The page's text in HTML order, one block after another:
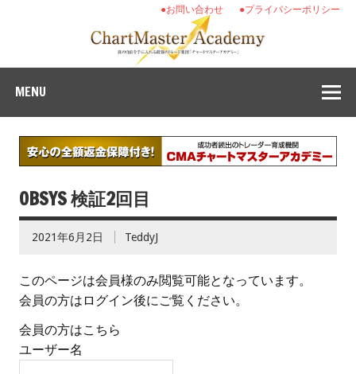
●プライバシーポリシー
●お問い合わせ
MENU
OBSYS 検証2回目
2021年6月2日 TeddyJ
このページは会員様のみ閲覧可能となっています。
会員の方はログイン後にご覧ください。
会員の方はこちら
ユーザー名